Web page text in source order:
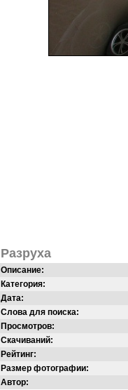
Разруха
Описание:
Категория:
Дата:
Слова для поиска:
Просмотров:
Скачиваний:
Рейтинг:
Размер фотографии:
Автор: